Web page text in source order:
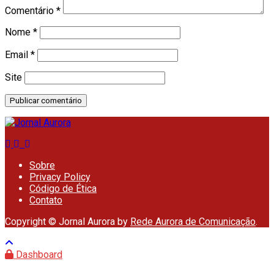
Comentário *
Nome *
Email *
Site
Sobre
Privacy Policy
Código de Ética
Contato
Copyright © Jornal Aurora by Rede Aurora de Comunicação.
Dashboard